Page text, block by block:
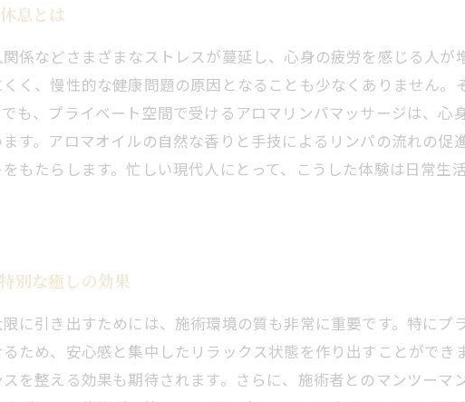
息とは
係などさまざまなストレスが蔓延し、心身の疲労を感じる人
く、慢性的な健康問題の原因となることも少なくありません
も、プライベート空間で受けるアロマリンパマッサージは、
す。アロマオイルの自然な香りと手技によるリンパの流れの促
もたらします。忙しい現代人にとって、こうした体験は日常生
別な癒しの効果
に引き出すためには、施術環境の質も非常に重要です。特に
ため、安心感と集中したリラックス状態を作り出すことがで
を整える効果も期待されます。さらに、施術者とのマンツーマ